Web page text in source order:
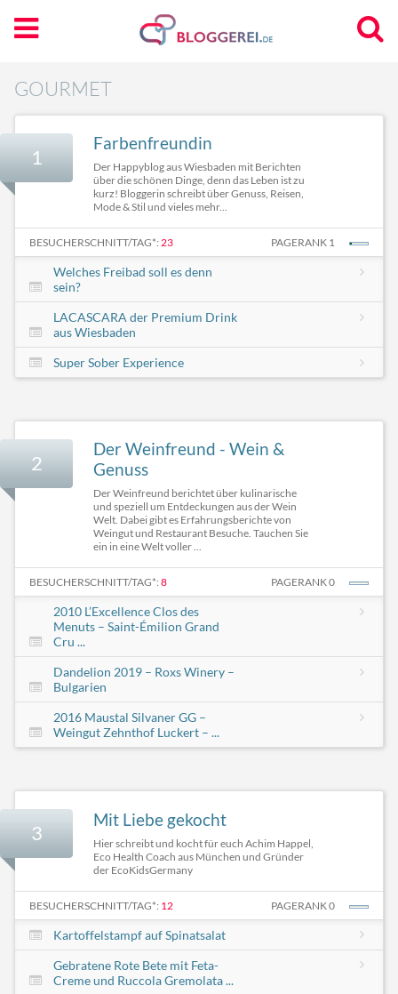
GOURMET
1
Farbenfreundin
Der Happyblog aus Wiesbaden mit Berichten
über die schönen Dinge, denn das Leben ist zu
kurz! Bloggerin schreibt über Genuss, Reisen,
Mode & Stil und vieles mehr...
BESUCHERSCHNITT/TAG*: 23 PAGERANK 1
Welches Freibad soll es denn
sein?
LACASCARA der Premium Drink
aus Wiesbaden
Super Sober Experience
2
Der Weinfreund - Wein &
Genuss
Der Weinfreund berichtet über kulinarische
und speziell um Entdeckungen aus der Wein
Welt. Dabei gibt es Erfahrungsberichte von
Weingut und Restaurant Besuche. Tauchen Sie
ein in eine Welt voller ...
BESUCHERSCHNITT/TAG*: 8 PAGERANK 0
2010 L’Excellence Clos des
Menuts – Saint-Émilion Grand
Cru ...
Dandelion 2019 – Roxs Winery –
Bulgarien
2016 Maustal Silvaner GG –
Weingut Zehnthof Luckert – ...
3
Mit Liebe gekocht
Hier schreibt und kocht für euch Achim Happel,
Eco Health Coach aus München und Gründer
der EcoKidsGermany
BESUCHERSCHNITT/TAG*: 12 PAGERANK 0
Kartoffelstampf auf Spinatsalat
Gebratene Rote Bete mit Feta-
Creme und Ruccola Gremolata ...